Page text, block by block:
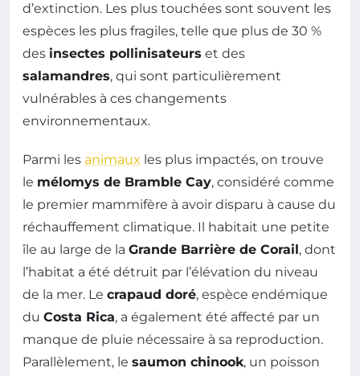
d’extinction. Les plus touchées sont souvent les
espèces les plus fragiles, telle que plus de 30 %
des insectes pollinisateurs et des
salamandres, qui sont particulièrement
vulnérables à ces changements
environnementaux.
Parmi les animaux les plus impactés, on trouve
le mélomys de Bramble Cay, considéré comme
le premier mammifère à avoir disparu à cause du
réchauffement climatique. Il habitait une petite
île au large de la Grande Barrière de Corail, dont
l’habitat a été détruit par l’élévation du niveau
de la mer. Le crapaud doré, espèce endémique
du Costa Rica, a également été affecté par un
manque de pluie nécessaire à sa reproduction.
Parallèlement, le saumon chinook, un poisson